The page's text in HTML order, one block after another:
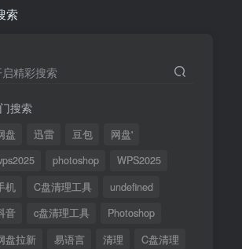
索
精彩搜索
搜索
盘 迅雷 豆包
网盘'
photoshop
WPS2025
机
C盘清理工具
undefined
音
c盘清理工具
Photoshop
盘拉新
易语言 清理
C盘清理